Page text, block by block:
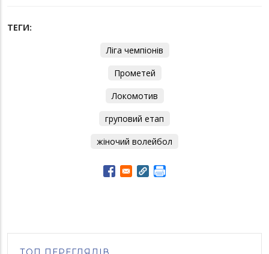
ТЕГИ:
Ліга чемпіонів
Прометей
Локомотив
груповий етап
жіночий волейбол